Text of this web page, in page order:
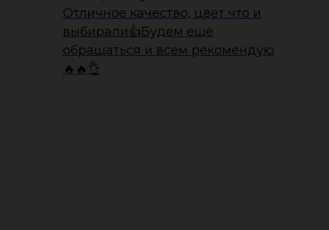
Отличное качество, цвет что и
выбирали👍Будем ещё
обращаться и всем рекомендую
🔥🔥👌